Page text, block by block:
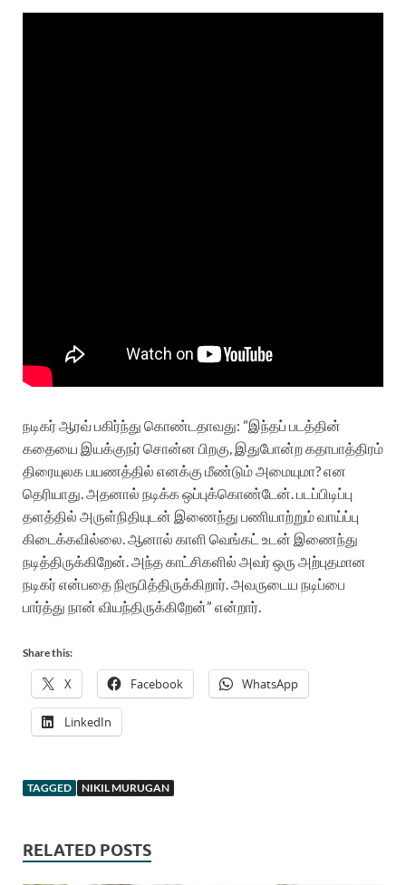
நடிகர் ஆரவ் பகிர்ந்து கொண்டதாவது: ”இந்தப் படத்தின்
கதையை இயக்குநர் சொன்ன பிறகு, இதுபோன்ற கதாபாத்திரம்
திரையுலக பயணத்தில் எனக்கு மீண்டும் அமையுமா? என
தெரியாது. அதனால் நடிக்க ஒப்புக்கொண்டேன். படப்பிடிப்பு
தளத்தில் அருள்நிதியுடன் இணைந்து பணியாற்றும் வாய்ப்பு
கிடைக்கவில்லை. ஆனால் காளி வெங்கட் உடன் இணைந்து
நடித்திருக்கிறேன். அந்த காட்சிகளில் அவர் ஒரு அற்புதமான
நடிகர் என்பதை நிரூபித்திருக்கிறார். அவருடைய நடிப்பை
பார்த்து நான் வியந்திருக்கிறேன்” என்றார்.
Share this:
X Facebook WhatsApp
LinkedIn
TAGGED NIKIL MURUGAN
RELATED POSTS